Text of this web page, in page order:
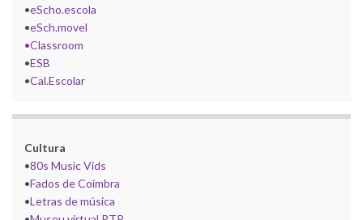
•eScho.escola
•eSch.movel
•Classroom
•ESB
•Cal.Escolar
Cultura
•80s Music Vids
•Fados de Coimbra
•Letras de música